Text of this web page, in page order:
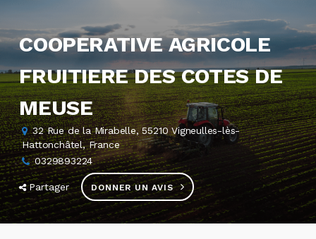
COOPERATIVE AGRICOLE
FRUITIERE DES COTES DE
MEUSE
32 Rue de la Mirabelle, 55210 Vigneulles-lès-
Hattonchâtel, France
0329893224
Partager DONNER UN AVIS